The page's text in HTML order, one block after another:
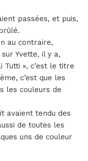
passées, et puis,
au contraire,
Yvette, il y a,
Tutti », c’est le titre
c’est que les
les couleurs de
avaient tendu des
de toutes les
uns de couleur